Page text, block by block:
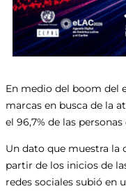
En medio del boom del
marcas en busca de la
el 96,7% de las
Un dato que muestra la
partir de los inicios de
redes sociales subió en